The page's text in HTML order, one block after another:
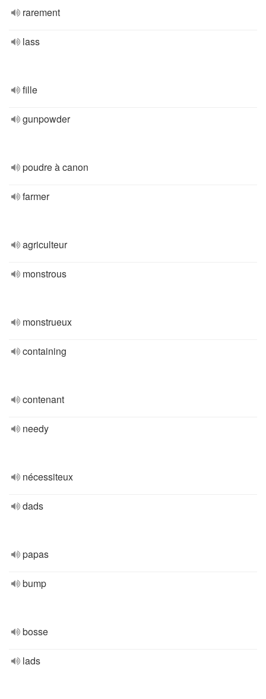
rarement
lass
fille
gunpowder
poudre à canon
farmer
agriculteur
monstrous
monstrueux
containing
contenant
needy
nécessiteux
dads
papas
bump
bosse
lads